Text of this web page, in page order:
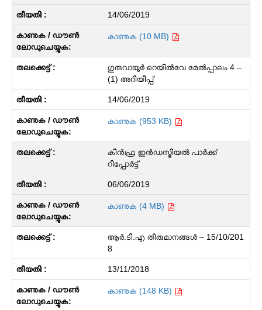
14/06/2019
കാണുക (10 MB)
ഗുരുവായൂർ റെയിൽവേ മേൽപ്പാലം 4 –
(1) അറിയിപ്പ്
14/06/2019
കാണുക (953 KB)
കിൻഫ്ര ഇൻഡസ്ട്രിയൽ പാർക്ക്
റിപ്പോർട്ട്
06/06/2019
കാണുക (4 MB)
ആര്‍.ടി.എ തീരുമാനങ്ങള്‍ – 15/10/201
8
13/11/2018
കാണുക (148 KB)